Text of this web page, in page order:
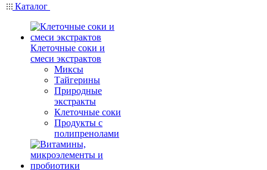
Каталог
Клеточные соки и
смеси экстрактов
Миксы
Тайгерины
Природные
экстракты
Клеточные соки
Продукты с
полипренолами